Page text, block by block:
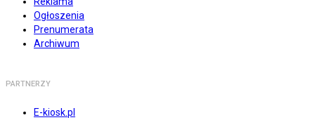
Ogłoszenia
Prenumerata
Archiwum
PARTNERZY
E-kiosk.pl